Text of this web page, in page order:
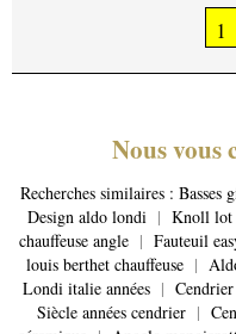
1
Nous vous
Recherches similaires : Basses
Design aldo londi | Knoll lot
chauffeuse angle | Fauteuil
louis berthet chauffeuse |
Londi italie années |
Siècle années cendrier |